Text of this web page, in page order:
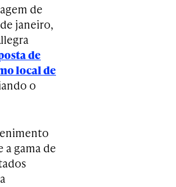
de
janeiro,
de
local de
o
a gama de